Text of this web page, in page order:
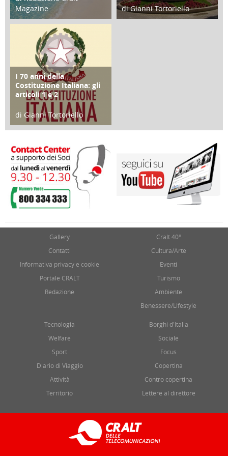
Magazine
25 Giugno 2016
di Gianni Tortoriello
FOCUS
I 70 anni della
Costituzione Italiana: gli
articoli 1 e 2
di Gianni Tortoriello
17 Marzo 2018
Gallery
Contatti
Informativa privacy e cookie
Portale CRALT
Redazione
Cralt 40°
Cultura/Arte
Eventi
Turismo
Ambiente
Benessere/Lifestyle
Tecnologia
Welfare
Sport
Diario di Viaggio
Attività
Territorio
Borghi d'Italia
Sociale
Focus
Copertina
Contro copertina
Lettere al direttore